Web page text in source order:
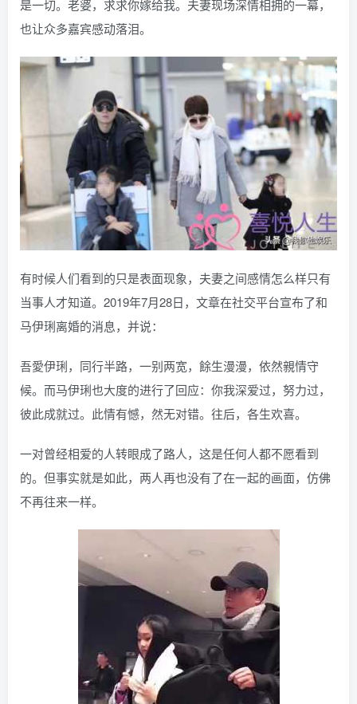
是一切。老婆，求求你嫁给我。夫妻现场深情相拥的一幕，
也让众多嘉宾感动落泪。
有时候人们看到的只是表面现象，夫妻之间感情怎么样只有
当事人才知道。2019年7月28日，文章在社交平台宣布了和
马伊琍离婚的消息，并说：
吾愛伊琍，同行半路，一别两宽，餘生漫漫，依然親情守
候。而马伊琍也大度的进行了回应：你我深爱过，努力过，
彼此成就过。此情有憾，然无对错。往后，各生欢喜。
一对曾经相爱的人转眼成了路人，这是任何人都不愿看到
的。但事实就是如此，两人再也没有了在一起的画面，仿佛
不再往来一样。